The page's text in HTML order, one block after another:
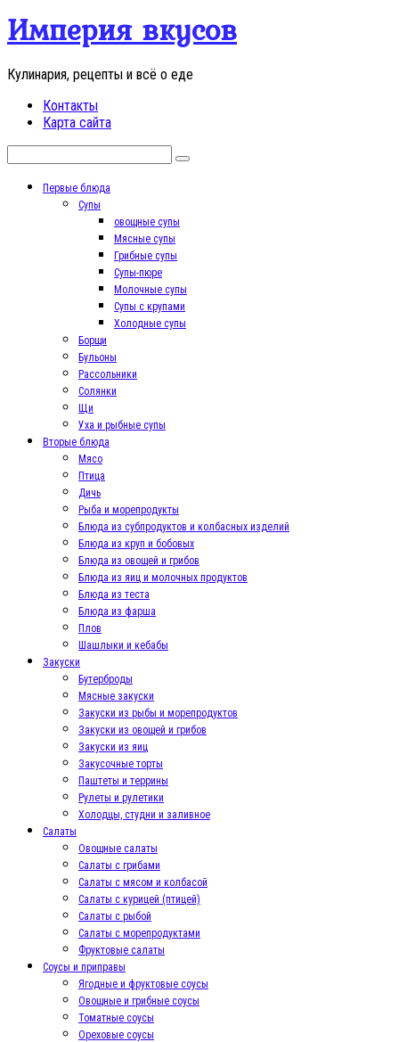
Перейти
контенту
Империя вкусов
Кулинария, рецепты и всё о еде
Контакты
Карта сайта
Первые блюда
Супы
овощные супы
Мясные супы
Грибные супы
Супы-пюре
Молочные супы
Супы с крупами
Холодные супы
Борщи
Бульоны
Рассольники
Солянки
Щи
Уха и рыбные супы
Вторые блюда
Мясо
Птица
Дичь
Рыба и морепродукты
Блюда из субпродуктов и колбасных изделий
Блюда из круп и бобовых
Блюда из овощей и грибов
Блюда из яиц и молочных продуктов
Блюда из теста
Блюда из фарша
Плов
Шашлыки и кебабы
Закуски
Бутерброды
Мясные закуски
Закуски из рыбы и морепродуктов
Закуски из овощей и грибов
Закуски из яиц
Закусочные торты
Паштеты и террины
Рулеты и рулетики
Холодцы, студни и заливное
Салаты
Овощные салаты
Салаты с грибами
Салаты с мясом и колбасой
Салаты с курицей (птицей)
Салаты с рыбой
Салаты с морепродуктами
Фруктовые салаты
Соусы и приправы
Ягодные и фруктовые соусы
Овощные и грибные соусы
Томатные соусы
Ореховые соусы